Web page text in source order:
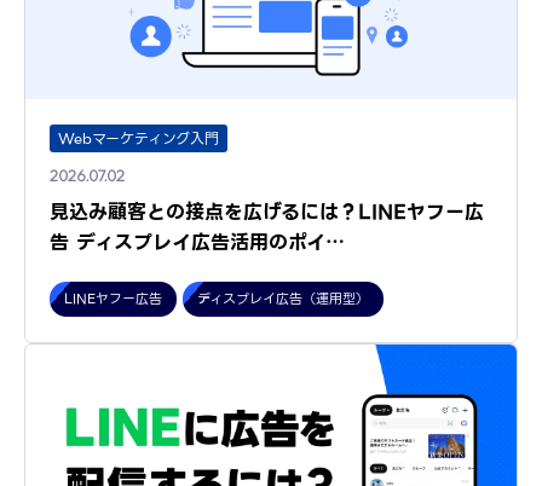
Webマーケティング入門
2026.07.02
見込み顧客との接点を広げるには？LINEヤフー広
告 ディスプレイ広告活用のポイ…
LINEヤフー広告 ディスプレイ広告（運用型）